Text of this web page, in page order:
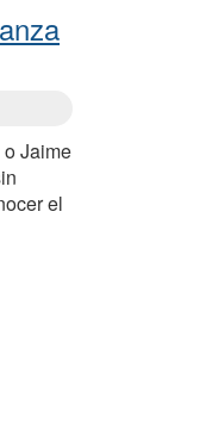
Jaime
el